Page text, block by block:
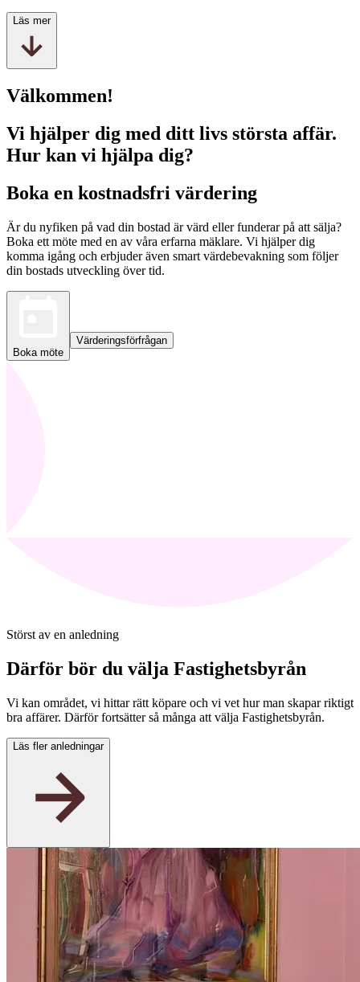
Läs mer
Välkommen!
Vi hjälper dig med ditt livs största affär.
Hur kan vi hjälpa dig?
Boka en kostnadsfri värdering
Är du nyfiken på vad din bostad är värd eller funderar på att sälja?
Boka ett möte med en av våra erfarna mäklare. Vi hjälper dig
komma igång och erbjuder även smart värdebevakning som följer
din bostads utveckling över tid.
Boka möte
Värderingsförfrågan
Störst av en anledning
Därför bör du välja Fastighetsbyrån
Vi kan området, vi hittar rätt köpare och vi vet hur man skapar riktigt
bra affärer. Därför fortsätter så många att välja Fastighetsbyrån.
Läs fler anledningar